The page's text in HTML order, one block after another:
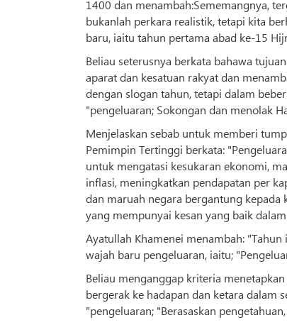
1400 dan menambah:Sememangnya,
bukanlah perkara realistik, tetapi kita
baru, iaitu tahun pertama abad ke-15
Beliau seterusnya berkata bahawa
aparat dan kesatuan rakyat dan
dengan slogan tahun, tetapi dalam
"pengeluaran; Sokongan dan menolak
Menjelaskan sebab untuk memberi
Pemimpin Tertinggi berkata:
untuk mengatasi kesukaran ekonomi,
inflasi, meningkatkan pendapatan per
dan maruah negara bergantung
yang mempunyai kesan yang baik
Ayatullah Khamenei menambah:
wajah baru pengeluaran, iaitu;
Beliau menganggap kriteria
bergerak ke hadapan dan ketara dalam
"pengeluaran; "Berasaskan